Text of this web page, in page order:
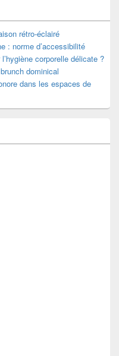
rétro-éclairé
: norme d’accessibilité
corporelle délicate ?
dominical
dans les espaces de